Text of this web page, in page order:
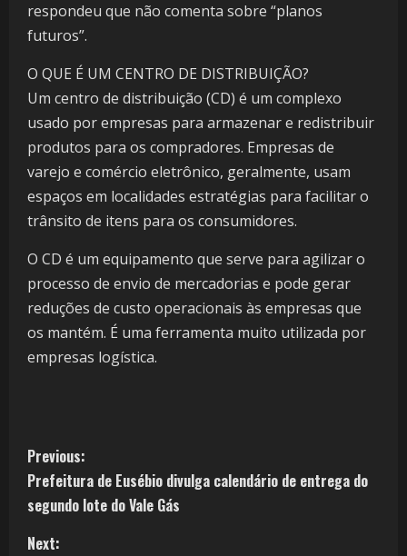
respondeu que não comenta sobre “planos
futuros”.
O QUE É UM CENTRO DE DISTRIBUIÇÃO?
Um centro de distribuição (CD) é um complexo
usado por empresas para armazenar e redistribuir
produtos para os compradores. Empresas de
varejo e comércio eletrônico, geralmente, usam
espaços em localidades estratégias para facilitar o
trânsito de itens para os consumidores.
O CD é um equipamento que serve para agilizar o
processo de envio de mercadorias e pode gerar
reduções de custo operacionais às empresas que
os mantém. É uma ferramenta muito utilizada por
empresas logística.
Previous:
Prefeitura de Eusébio divulga calendário de entrega do
segundo lote do Vale Gás
Next: